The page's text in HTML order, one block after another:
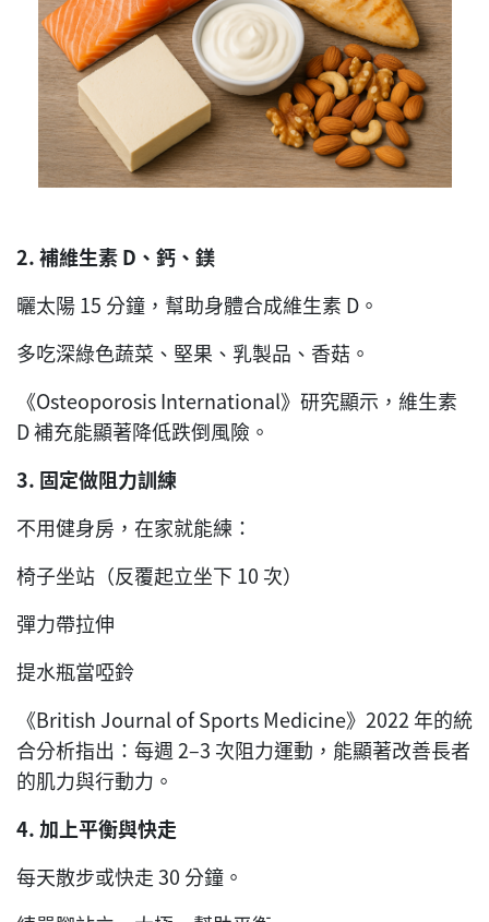
2.補維生素D 、鈣、鎂
曬太陽 15 分鐘，幫助身體合成維生素 D。
多吃深綠色蔬菜、堅果、乳製品、香菇。
《Osteoporosis International》研究顯示，維生素
D 補充能顯著降低跌倒風險。
3. 固定做阻力訓練
不用健身房，在家就能練：
椅子坐站（反覆起立坐下 10 次）
彈力帶拉伸
提水瓶當啞鈴
《British Journal of Sports Medicine》2022 年的統
合分析指出：每週 2–3 次阻力運動，能顯著改善長者
的肌力與行動力。
4.加上平衡與快走
每天散步或快走 30 分鐘。